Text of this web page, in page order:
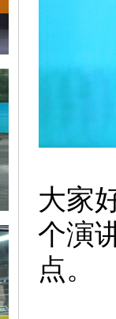
大家
个演
点。